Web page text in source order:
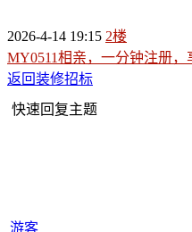
2026-4-14 19:15 2楼
MY0511相亲，一分钟注册，
返回装修招标
快速回复主题
游客